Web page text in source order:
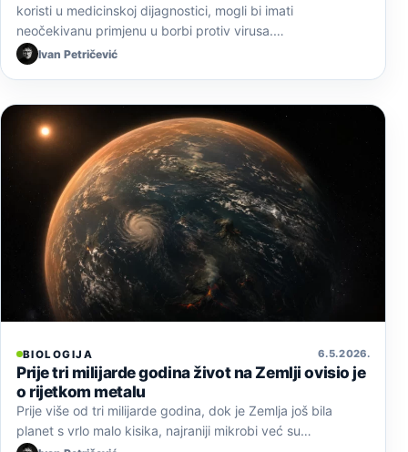
koristi u medicinskoj dijagnostici, mogli bi imati
neočekivanu primjenu u borbi protiv virusa.…
Ivan Petričević
BIOLOGIJA 6. 5. 2026.
Prije tri milijarde godina život na Zemlji ovisio je
o rijetkom metalu
Prije više od tri milijarde godina, dok je Zemlja još bila
planet s vrlo malo kisika, najraniji mikrobi već su…